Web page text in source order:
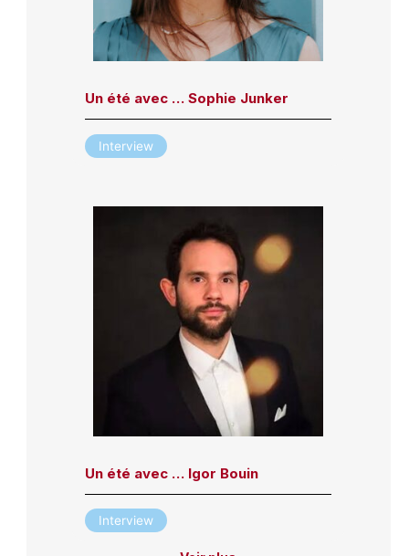
Un été avec … Sophie Junker
Interview
Un été avec … Igor Bouin
Interview